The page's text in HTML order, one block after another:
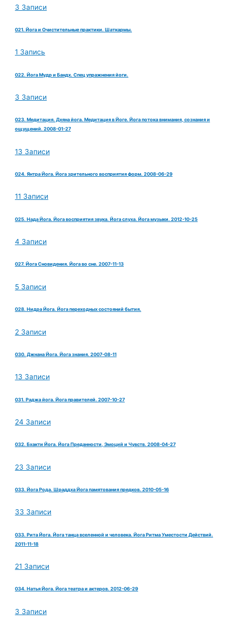
3 Записи
021. Йога и Очистительные практики. Шаткармы.
1 Запись
022. Йога Мудр и Бандх. Спец упражнения йоги.
3 Записи
023. Медитация. Дхяна йога. Медитация в Йоге. Йога потока внимания, сознания и
ощущений. 2008-01-27
13 Записи
024. Янтра Йога. Йога зрительного восприятия форм. 2008-06-29
11 Записи
025. Нада Йога. Йога восприятия звука. Йога слуха. Йога музыки. 2012-10-25
4 Записи
027. Йога Сновидения. Йога во сне. 2007-11-13
5 Записи
028. Нидра Йога. Йога переходных состояний бытия.
2 Записи
030. Джнана Йога. Йога знания. 2007-08-11
13 Записи
031. Раджа йога. Йога правителей. 2007-10-27
24 Записи
032. Бхакти Йога. Йога Преданности, Эмоций и Чувств. 2008-04-27
23 Записи
033. Йога Рода. Шраддха Йога памятования предков. 2010-05-16
33 Записи
033. Рита Йога. Йога танца вселенной и человека. Йога Ритма Уместости Действий.
2011-11-18
21 Записи
034. Натья Йога. Йога театра и актеров. 2012-06-29
3 Записи